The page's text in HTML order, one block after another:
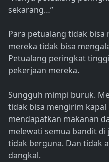
sekarang…”
Para petualang tidak
mereka tidak bisa
Petualang peringkat
pekerjaan mereka.
Sungguh mimpi buruk.
tidak bisa mengirim kapal
mendapatkan makanan
melewati semua bandit
tidak berguna. Dan tidak
dangkal.